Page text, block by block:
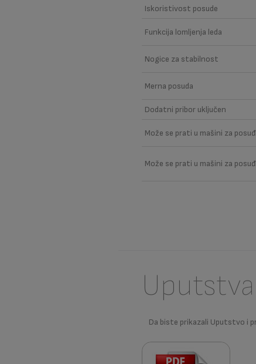
Iskoristivost posude
Funkcija lomljenja leda
Nogice za stabilnost
Merna posuda
Dodatni pribor uključen
Može se prati u mašini za
Može se prati u mašini za
Da biste prikazali Uputstvo i